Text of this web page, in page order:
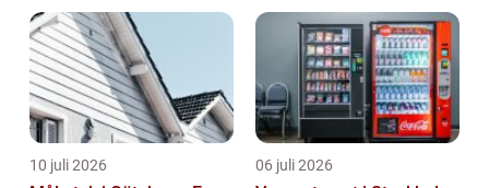
10 juli 2026 06 juli 2026